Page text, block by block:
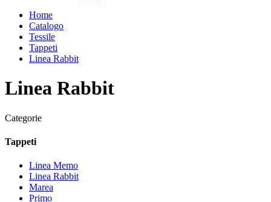
Home
Catalogo
Tessile
Tappeti
Linea Rabbit
Linea Rabbit
Categorie
Tappeti
Linea Memo
Linea Rabbit
Marea
Primo